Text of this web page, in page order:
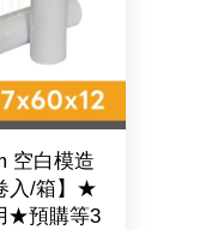
空白模造
入/箱】★
★預購等3